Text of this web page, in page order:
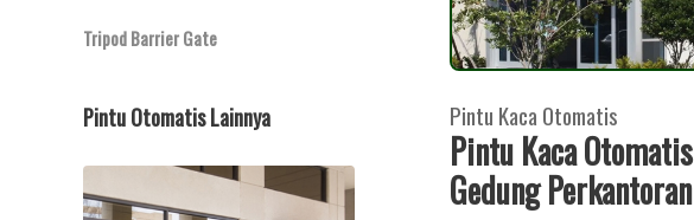
Tripod Barrier Gate
Pintu Otomatis Lainnya Pintu Kaca Otomatis
Pintu Kaca Otomatis
Gedung Perkantoran